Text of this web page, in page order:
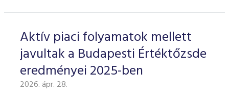
Aktív piaci folyamatok mellett
javultak a Budapesti Értéktőzsde
eredményei 2025-ben
2026. ápr. 28.